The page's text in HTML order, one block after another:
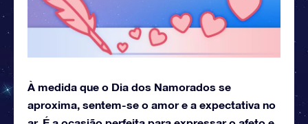
À medida que o Dia dos Namorados se
aproxima, sentem-se o amor e a expectativa no